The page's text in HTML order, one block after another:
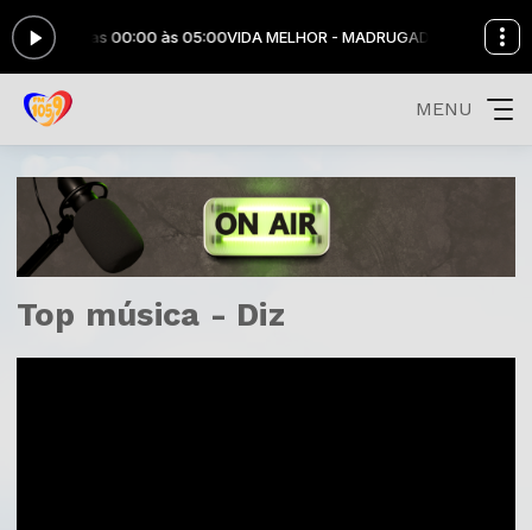
das 00:00 às 05:00VIDA MELHOR - MADRUGADA das 00:00
MENU
Top música - Diz